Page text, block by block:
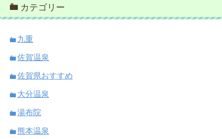
カテゴリー
九重
佐賀温泉
佐賀県おすすめ
大分温泉
湯布院
熊本温泉